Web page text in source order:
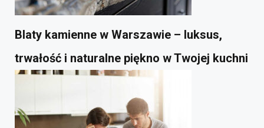
Blaty kamienne w Warszawie – luksus,
trwałość i naturalne piękno w Twojej kuchni